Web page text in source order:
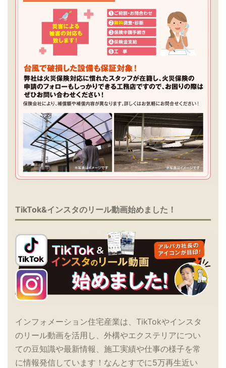
TikTok&インスタのリール動画始めました！
インフォメーション住宅産業は、TikTokやインスタ
のリール動画を活用し、外構やエクステリアについ
ての豆知識や最新情報、施工実績や仕事の様子を常
に情報発信しています！なんとすでに5万再生近い